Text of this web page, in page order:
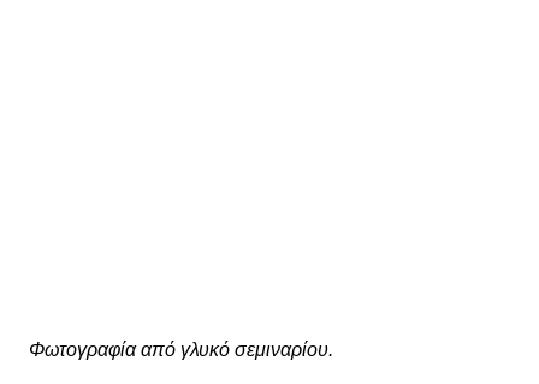
Φωτογραφία από γλυκό σεμιναρίου.